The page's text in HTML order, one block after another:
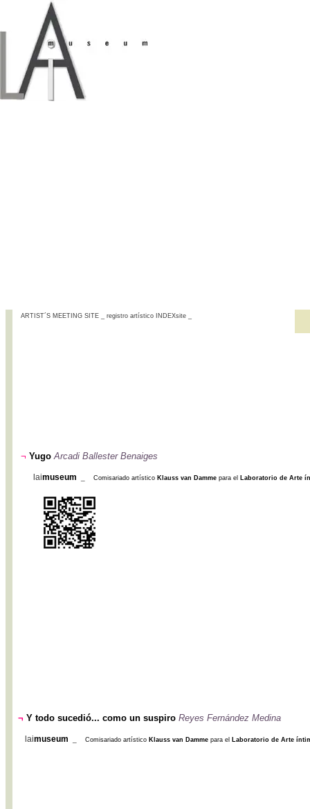
ARTIST´S MEETING SITE _ registro artístico INDEXsite _
¬ YugoArcadi Ballester Benaiges
laimuseum Comisariado artístico Klauss van Damme para el Laboratorio de Arte
¬ Y todo sucedió... como un suspiro Reyes Fernández Medina
laimuseum Comisariado artístico Klauss van Damme para el Laboratorio de Arte